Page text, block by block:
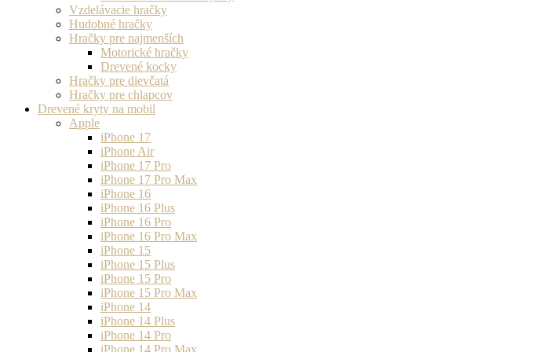
Vzdelávacie hračky
Hudobné hračky
Hračky pre najmenších
Motorické hračky
Drevené kocky
Hračky pre dievčatá
Hračky pre chlapcov
Drevené kryty na mobil
Apple
iPhone 17
iPhone Air
iPhone 17 Pro
iPhone 17 Pro Max
iPhone 16
iPhone 16 Plus
iPhone 16 Pro
iPhone 16 Pro Max
iPhone 15
iPhone 15 Plus
iPhone 15 Pro
iPhone 15 Pro Max
iPhone 14
iPhone 14 Plus
iPhone 14 Pro
iPhone 14 Pro Max